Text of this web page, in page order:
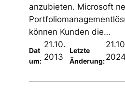
anzubieten. Microsoft
können Kunden die…
Dat
um:
21.10.
2013
Letzte
Änderung:2024